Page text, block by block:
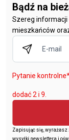
Bądź na
Szereg informacji
mieszkańców
Pytanie kontrolne
dodać 2 i 9.
Zapisując się, wyrażasz
wysyłki newslettera i